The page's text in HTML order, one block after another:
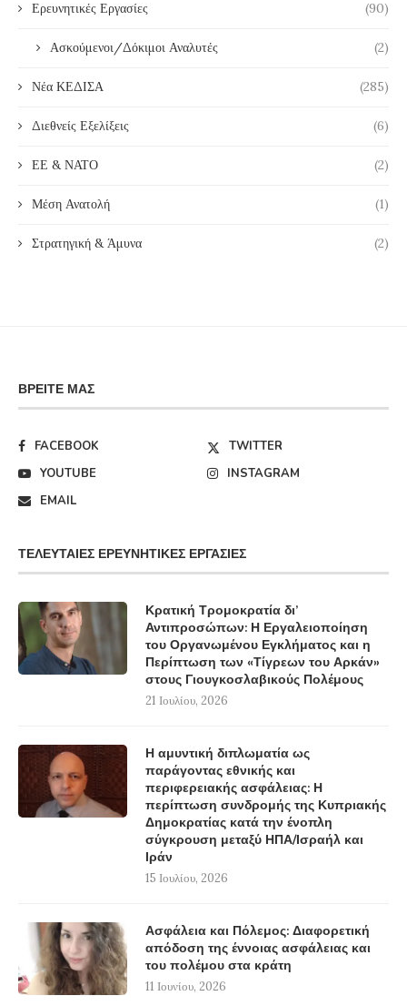
Ερευνητικές Εργασίες (90)
Ασκούμενοι/Δόκιμοι Αναλυτές (2)
Νέα ΚΕΔΙΣΑ (285)
Διεθνείς Εξελίξεις (6)
ΕΕ & ΝΑΤΟ (2)
Μέση Ανατολή (1)
Στρατηγική & Άμυνα (2)
ΒΡΕΊΤΕ ΜΑΣ
FACEBOOK
TWITTER
YOUTUBE
INSTAGRAM
EMAIL
ΤΕΛΕΥΤΑΊΕΣ ΕΡΕΥΝΗΤΙΚΈΣ ΕΡΓΑΣΊΕΣ
Κρατική Τρομοκρατία δι’
Αντιπροσώπων: Η Εργαλειοποίηση
του Οργανωμένου Εγκλήματος και η
Περίπτωση των «Τίγρεων του Αρκάν»
στους Γιουγκοσλαβικούς Πολέμους
21 Ιουλίου, 2026
Η αμυντική διπλωματία ως
παράγοντας εθνικής και
περιφερειακής ασφάλειας: Η
περίπτωση συνδρομής της Κυπριακής
Δημοκρατίας κατά την ένοπλη
σύγκρουση μεταξύ ΗΠΑ/Ισραήλ και
Ιράν
15 Ιουλίου, 2026
Ασφάλεια και Πόλεμος: Διαφορετική
απόδοση της έννοιας ασφάλειας και
του πολέμου στα κράτη
11 Ιουνίου, 2026